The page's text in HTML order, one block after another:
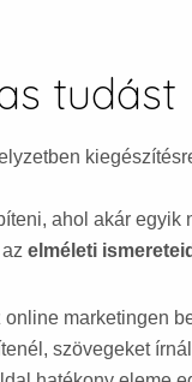
tudást
ahol akár
elméleti
marketingen
szövegeket